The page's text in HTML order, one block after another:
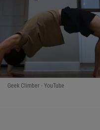
Geek Climber - YouTube